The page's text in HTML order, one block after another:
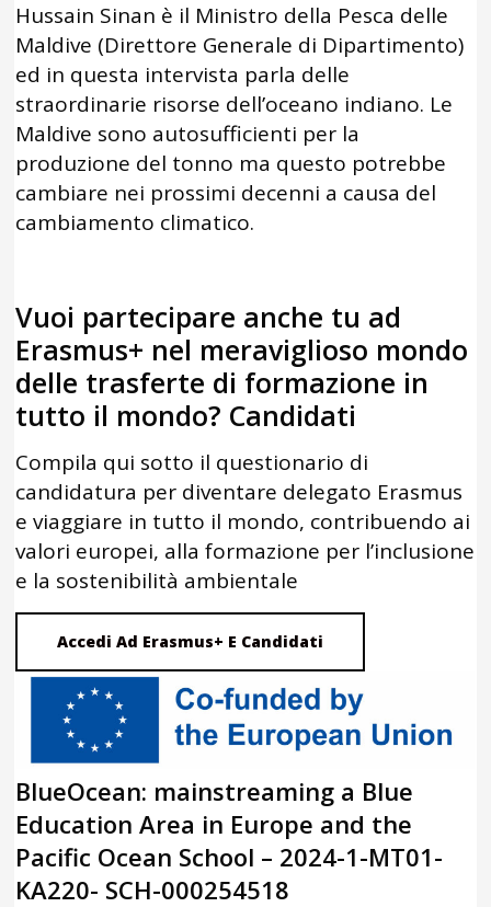
Hussain Sinan è il Ministro della Pesca delle
Maldive (Direttore Generale di Dipartimento)
ed in questa intervista parla delle
straordinarie risorse dell’oceano indiano. Le
Maldive sono autosufficienti per la
produzione del tonno ma questo potrebbe
cambiare nei prossimi decenni a causa del
cambiamento climatico.
Vuoi partecipare anche tu ad
Erasmus+ nel meraviglioso mondo
delle trasferte di formazione in
tutto il mondo? Candidati
Compila qui sotto il questionario di
candidatura per diventare delegato Erasmus
e viaggiare in tutto il mondo, contribuendo ai
valori europei, alla formazione per l’inclusione
e la sostenibilità ambientale
Accedi Ad Erasmus+ E Candidati
BlueOcean: mainstreaming a Blue
Education Area in Europe and the
Pacific Ocean School – 2024-1-MT01-
KA220- SCH-000254518